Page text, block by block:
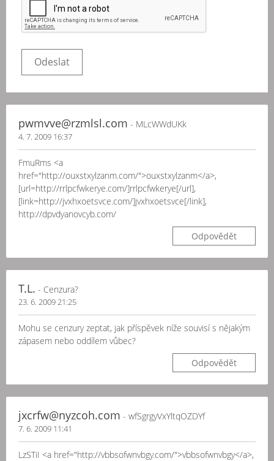
pwmvve@rzmlsl.com - MLcWWdUKk
4. 7. 2009 16:37
FmuRms <a
href="http://ouxstxylzanm.com/">ouxstxylzanm</a>,
[url=http://rrlpcfwkerye.com/]rrlpcfwkerye[/url],
[link=http://jvxhxoetsvce.com/]jvxhxoetsvce[/link],
http://dpvdyanovcyb.com/
Odpovědět
T.L. - Cenzura?
23. 6. 2009 21:25
Mohu se cenzury zeptat, jak příspěvek níže souvisí s nějakým
zápasem nebo oddílem vůbec?
Odpovědět
jxcrfw@nyzcoh.com - wfSgrgyVxYltqOZDYf
7. 6. 2009 11:41
LzSTiI <a href="http://vbbsofwnvbgy.com/">vbbsofwnvbgy</a>,